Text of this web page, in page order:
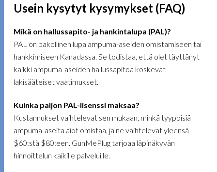
Usein kysytyt kysymykset (FAQ)
Mikä on hallussapito- ja hankintalupa (PAL)?
PAL on pakollinen lupa ampuma-aseiden omistamiseen tai
hankkimiseen Kanadassa. Se todistaa, että olet täyttänyt
kaikki ampuma-aseiden hallussapitoa koskevat
lakisääteiset vaatimukset.
Kuinka paljon PAL-lisenssi maksaa?
Kustannukset vaihtelevat sen mukaan, minkä tyyppisiä
ampuma-aseita aiot omistaa, ja ne vaihtelevat yleensä
$60:stä $80:een. GunMePlug tarjoaa läpinäkyvän
hinnoittelun kaikille palveluille.